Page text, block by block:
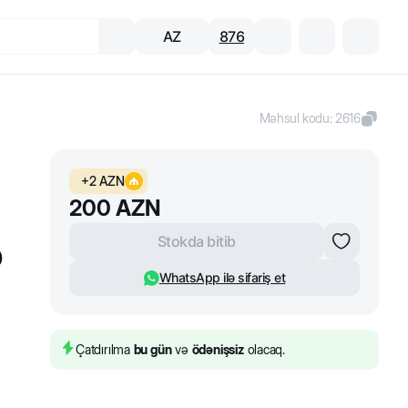
AZ 876
Məhsul kodu: 2616
+2AZN
200 AZN
Stokda bitib
WhatsApp ilə sifariş et
Çatdırılma bu günvə ödənişsizolacaq.